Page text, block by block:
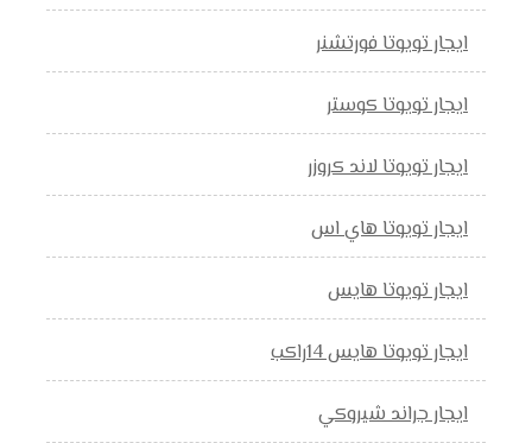
ايجار تويوتا فورتشنر
ايجار تويوتا كوستر
ايجار تويوتا لاند كروزر
ايجار تويوتا هاي اس
ايجار تويوتا هايس
ايجار تويوتا هايس 14راكب
ايجار جراند شيروكي